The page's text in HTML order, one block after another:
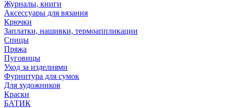
Журналы, книги
Аксессуары для вязания
Крючки
Заплатки, нашивки, термоаппликации
Спицы
Пряжа
Пуговицы
Уход за изделиями
Фурнитура для сумок
Для художников
Краски
БАТИК